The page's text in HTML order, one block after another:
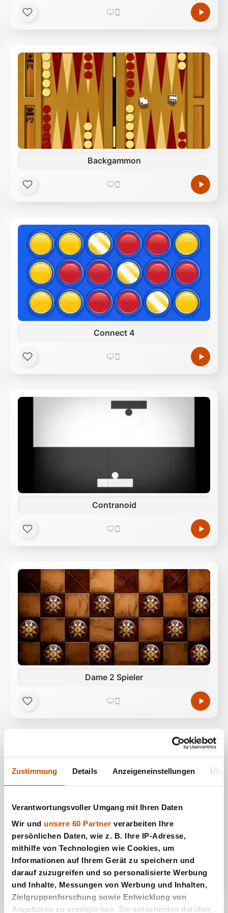
Zustimmung Details Anzeigeneinstellungen
Verantwortungsvoller Umgang mit Ihren Daten
Wir und unsere 60 Partner verarbeiten Ihre
persönlichen Daten, wie z. B. Ihre IP-Adresse,
mithilfe von Technologien wie Cookies, um
Informationen auf Ihrem Gerät zu speichern und
darauf zuzugreifen und so personalisierte Werbung
und Inhalte, Messungen von Werbung und Inhalten,
Zielgruppenforschung sowie Entwicklung von
Angeboten zu ermöglichen. Sie entscheiden darüber,
Backgammon
Connect 4
Contranoid
Dame 2 Spieler
Entenjagd